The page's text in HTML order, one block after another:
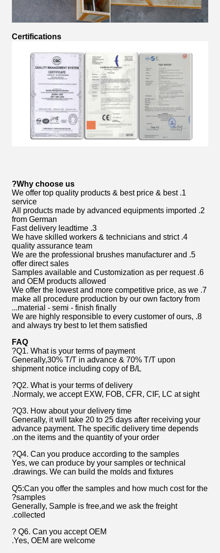
Certifications
Why choose us?
1. We offer top quality products & best price & best
service
2. All products made by advanced equipments imported
from German
3. Fast delivery leadtime
4. We have skilled workers & technicians and strict
quality assurance team
5. We are the professional brushes manufacturer and
offer direct sales
6. Samples available and Customization as per request
and OEM products allowed
7. We offer the lowest and more competitive price, as we
make all procedure production by our own factory from
material - semi - finish finally...
8. We are highly responsible to every customer of ours,
and always try best to let them satisfied
FAQ
Q1. What is your terms of payment?
Generally,30% T/T in advance & 70% T/T upon
shipment notice including copy of B/L
Q2. What is your terms of delivery?
Normaly, we accept EXW, FOB, CFR, CIF, LC at sight.
Q3. How about your delivery time?
Generally, it will take 20 to 25 days after receiving your
advance payment. The specific delivery time depends
on the items and the quantity of your order.
Q4. Can you produce according to the samples?
Yes, we can produce by your samples or technical
drawings. We can build the molds and fixtures.
Q5:Can you offer the samples and how much cost for the
samples?
Generally, Sample is free,and we ask the freight
collected.
Q6. Can you accept OEM ?
Yes, OEM are welcome.